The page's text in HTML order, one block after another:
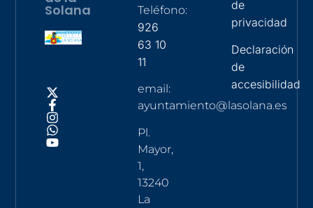
Solana Teléfono:
926
63 10
11
email:
ayuntamiento@lasolana.es
Pl.
Mayor,
1,
13240
La
de
privacidad
Declaración
de
accesibilidad